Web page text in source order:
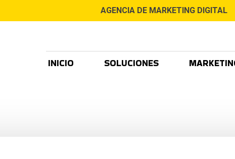
AGENCIA DE MARKETING DIGITAL
INICIO SOLUCIONES